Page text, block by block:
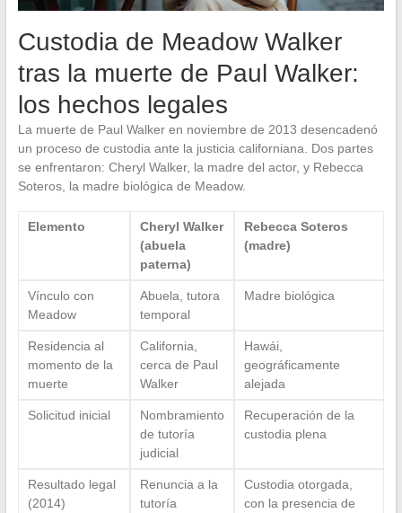
Custodia de Meadow Walker
tras la muerte de Paul Walker:
los hechos legales
La muerte de Paul Walker en noviembre de 2013 desencadenó
un proceso de custodia ante la justicia californiana. Dos partes
se enfrentaron: Cheryl Walker, la madre del actor, y Rebecca
Soteros, la madre biológica de Meadow.
Elemento
Cheryl Walker
(abuela
paterna)
Rebecca Soteros
(madre)
Vínculo con
Meadow
Abuela, tutora
temporal
Madre biológica
Residencia al
momento de la
muerte
California,
cerca de Paul
Walker
Hawái,
geográficamente
alejada
Solicitud inicial
Nombramiento
de tutoría
judicial
Recuperación de la
custodia plena
Resultado legal
(2014)
Renuncia a la
tutoría
Custodia otorgada,
con la presencia de